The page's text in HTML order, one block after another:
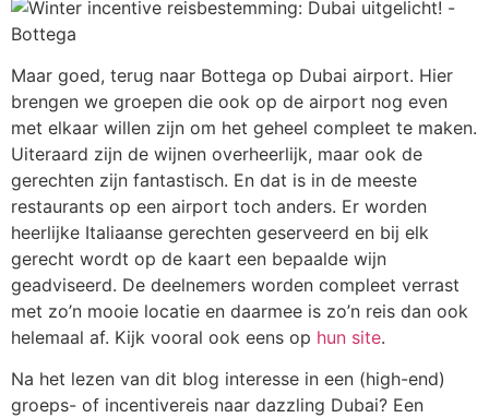
Maar goed, terug naar Bottega op Dubai airport. Hier
brengen we groepen die ook op de airport nog even
met elkaar willen zijn om het geheel compleet te maken.
Uiteraard zijn de wijnen overheerlijk, maar ook de
gerechten zijn fantastisch. En dat is in de meeste
restaurants op een airport toch anders. Er worden
heerlijke Italiaanse gerechten geserveerd en bij elk
gerecht wordt op de kaart een bepaalde wijn
geadviseerd. De deelnemers worden compleet verrast
met zo’n mooie locatie en daarmee is zo’n reis dan ook
helemaal af. Kijk vooral ook eens op hun site.
Na het lezen van dit blog interesse in een (high-end)
groeps- of incentivereis naar dazzling Dubai? Een